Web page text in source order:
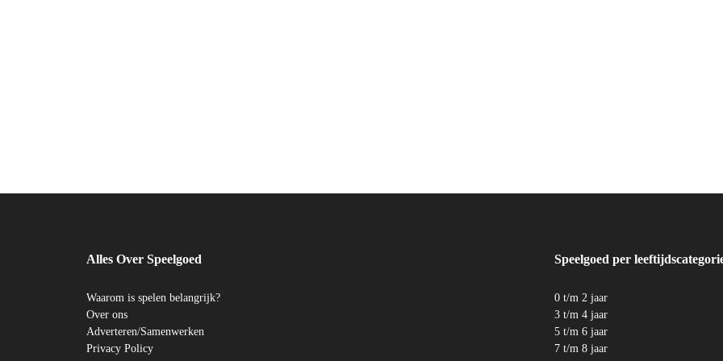
Alles Over Speelgoed
Waarom is spelen belangrijk?
Over ons
Adverteren/Samenwerken
Privacy Policy
Speelgoed per
0 t/m 2 jaar
3 t/m 4 jaar
5 t/m 6 jaar
7 t/m 8 jaar